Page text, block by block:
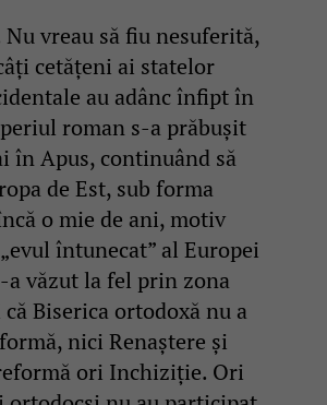
Nu vreau să fiu nesuferită,
cetățeni ai statelor
au adânc înfipt în
roman s-a prăbușit
în Apus, continuând să
de Est, sub forma
o mie de ani, motiv
întunecat” al Europei
a văzut la fel prin zona
Biserica ortodoxă nu a
nici Renaștere și
ori Inchiziție. Ori